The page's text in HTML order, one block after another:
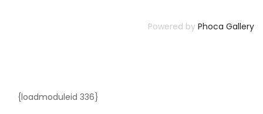
Powered by Phoca Gallery
{loadmoduleid 336}